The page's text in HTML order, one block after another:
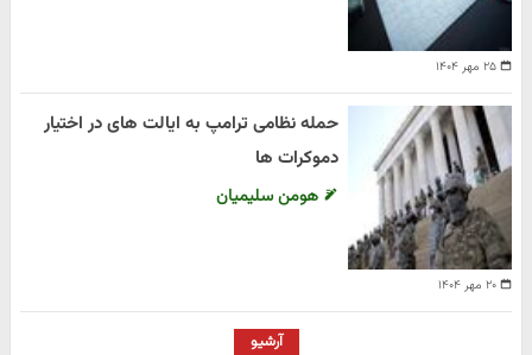
۲۵ مهر ۱۴۰۴
۲۰ مهر ۱۴۰۴
حمله نظامی ترامپ به ایالت های در اختیار
دموکرات ها
هومن سلیمیان
آرشیو